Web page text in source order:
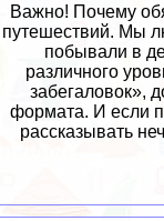
Важно! Почему
путешествий. Мы
побывали в
различного
забегаловок»,
формата. И если
рассказывать